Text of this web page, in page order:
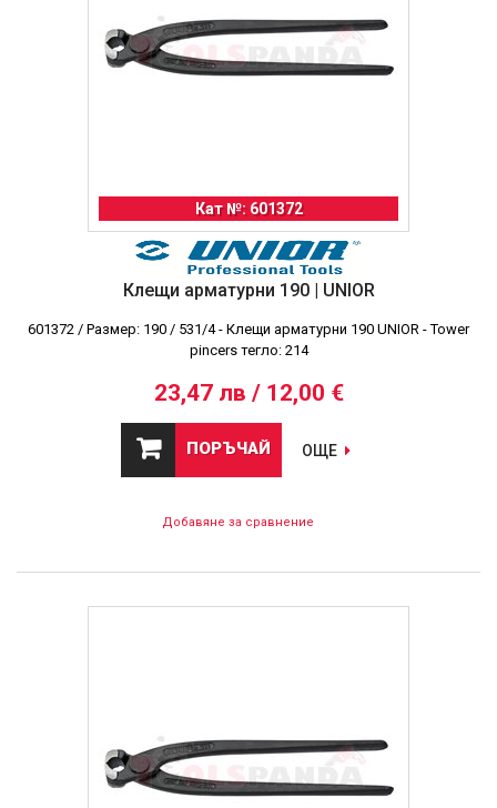
Кат №: 601372
Клещи арматурни 190 | UNIOR
601372 / Размер: 190 / 531/4 - Клещи арматурни 190 UNIOR - Tower
pincers тегло: 214
23,47 лв / 12,00 €
ПОРЪЧАЙ ОЩЕ
Добавяне за сравнение